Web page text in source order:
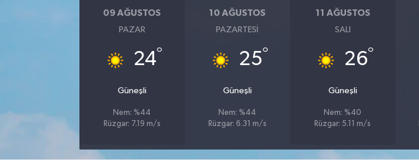
09 AĞUSTOS
PAZAR
24°
Güneşli
Nem: %44
Rüzgar: 7.19 m/s
10 AĞUSTOS
PAZARTESI
25°
Güneşli
Nem: %44
Rüzgar: 6.31 m/s
11 AĞUSTOS
SALI
26°
Güneşli
Nem: %40
Rüzgar: 5.11 m/s